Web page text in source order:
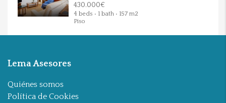
430.000€
4 beds • 1 bath • 157 m2
Piso
Lema Asesores
Quiénes somos
Política de Cookies